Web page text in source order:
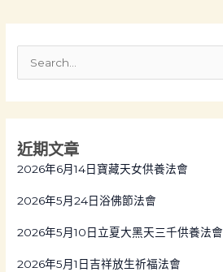
c
h
f
:
近期文章
2026年6月14日寶藏天女供養法會
2026年5月24日浴佛節法會
2026年5月10日立夏大黑天三千供養法會
2026年5月1日吉祥放生祈福法會